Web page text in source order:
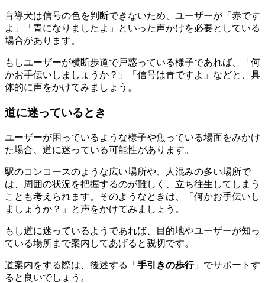
盲導犬は信号の色を判断できないため、ユーザーが「赤です
よ」「青になりましたよ」といった声かけを必要としている
場合があります。
もしユーザーが横断歩道で戸惑っている様子であれば、「何
かお手伝いしましょうか？」「信号は青ですよ」などと、 具
体的に声をかけてみましょう 。
道に迷っているとき
ユーザーが困っているような様子や焦っている場面をみかけ
た場合、道に迷っている可能性があります。
駅のコンコースのような広い場所や、人混みの多い場所で
は、周囲の状況を把握するのが難しく、立ち往生してしまう
ことも考えられます。そのようなときは、「何かお手伝いし
ましょうか？」と声をかけてみましょう。
もし道に迷っているようであれば、
目的地やユーザーが知っ
ている場所まで案内してあげる と親切です。
道案内をする際は、後述する「 手引きの歩行」でサポートす
ると良いでしょう。